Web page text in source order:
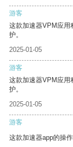
游客
这款加速器VPM应用
护。
2025-01-05
游客
这款加速器VPM应用
护。
2025-01-05
游客
这款加速器app的操